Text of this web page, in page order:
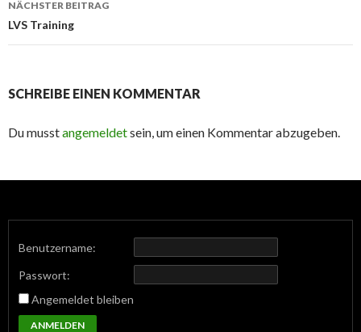
NÄCHSTER BEITRAG
LVS Training
SCHREIBE EINEN KOMMENTAR
Du musstangemeldetsein, um einen Kommentar abzugeben.
Benutzername:
Passwort:
Angemeldet bleiben
ANMELDEN